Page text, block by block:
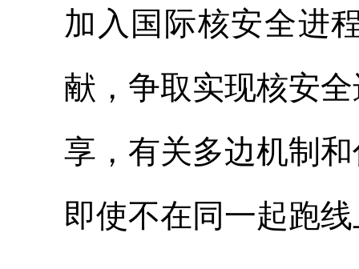
加入国际核安全进
献，争取实现核安
享，有关多边机制
即使不在同一起跑